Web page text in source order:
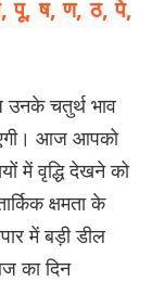
पू, ष, ण, ठ, पे,
उनके चतुर्थ भाव
आज आपको
में वृद्धि देखने को
क्षमता के
में बड़ी डील
का दिन